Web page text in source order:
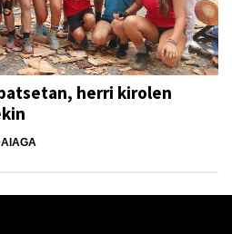
herri kirolen